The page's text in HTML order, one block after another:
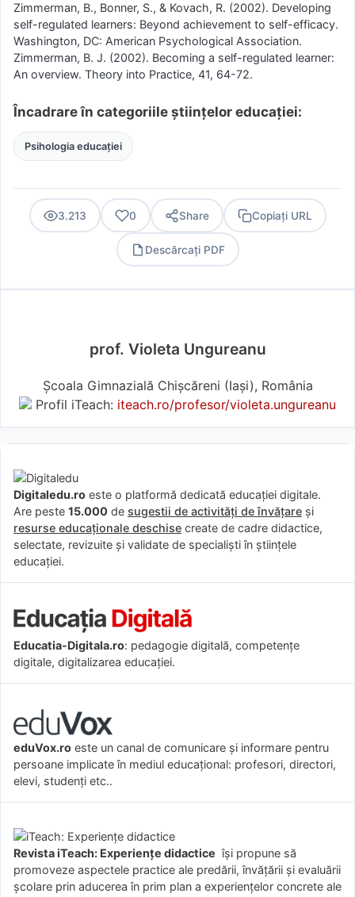
Zimmerman, B., Bonner, S., & Kovach, R. (2002). Developing
self-regulated learners: Beyond achievement to self-efficacy.
Washington, DC: American Psychological Association.
Zimmerman, B. J. (2002). Becoming a self-regulated learner:
An overview. Theory into Practice, 41, 64-72.
Încadrare în categoriile științelor educației:
Psihologia educației
3.213 0 Share Copiați URL
Descărcați PDF
prof. Violeta Ungureanu
Şcoala Gimnazială Chişcăreni (Iaşi), România
Profil iTeach: iteach.ro/profesor/violeta.ungureanu
Digitaledu.ro este o platformă dedicată educației digitale.
Are peste 15.000 de sugestii de activități de învățare și
resurse educaționale deschise create de cadre didactice,
selectate, revizuite și validate de specialiști în științele
educației.
Educatia-Digitala.ro: pedagogie digitală, competențe
digitale, digitalizarea educației.
eduVox.ro este un canal de comunicare și informare pentru
persoane implicate în mediul educațional: profesori, directori,
elevi, studenți etc..
Revista iTeach: Experienţe didactice îşi propune să
promoveze aspectele practice ale predării, învăţării şi evaluării
şcolare prin aducerea în prim plan a experienţelor concrete ale